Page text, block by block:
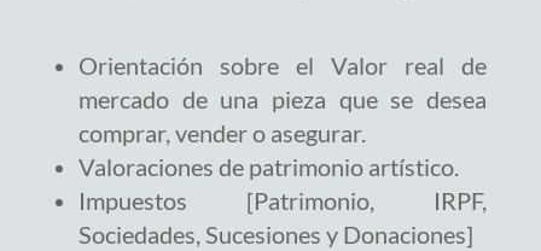
Orientación sobre el Valor real de
mercado de una pieza que se desea
comprar, vender o asegurar.
Valoraciones de patrimonio artístico.
Impuestos [Patrimonio, IRPF,
Sociedades, Sucesiones y Donaciones]